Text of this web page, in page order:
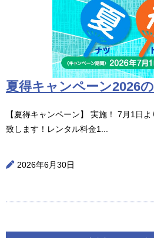
夏得キャンペーン2026
【夏得キャンペーン】 実施！ 7月1日
致します！レンタル料金1...
2026年6月30日